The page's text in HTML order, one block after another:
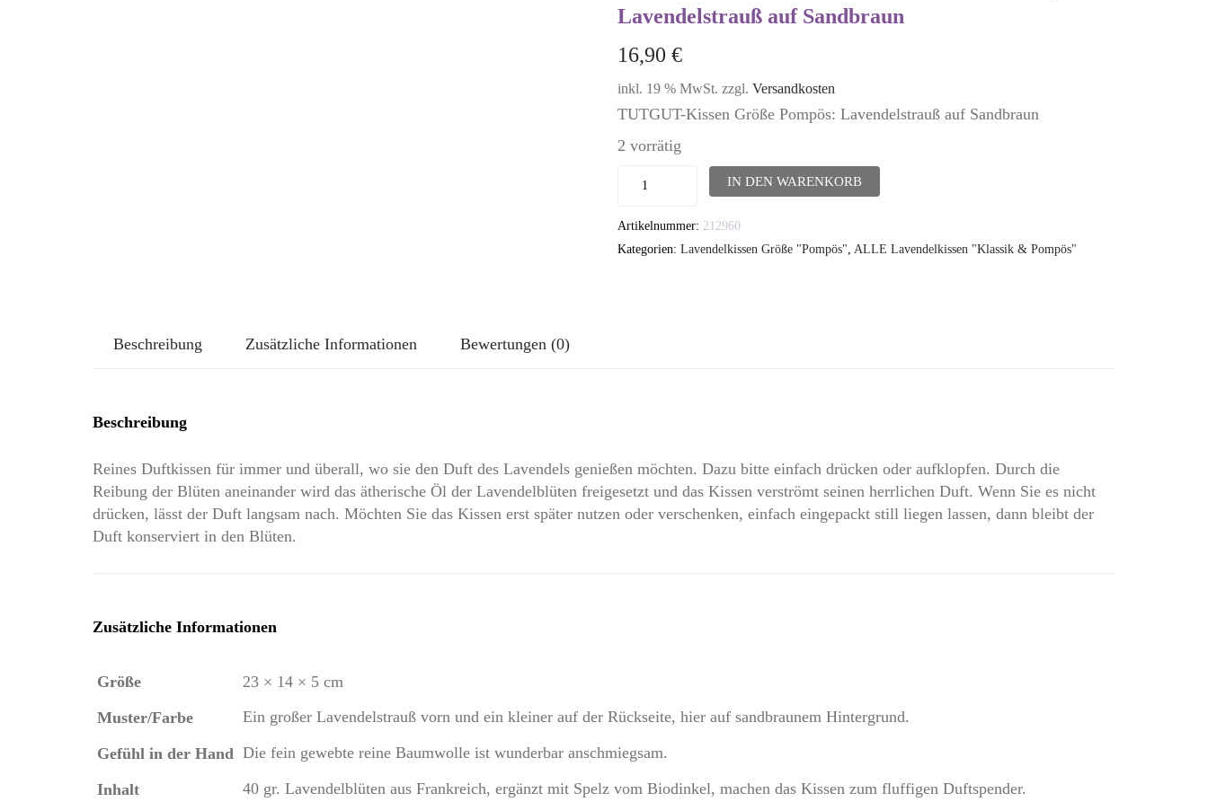
Lavendelstrauß auf Sandbraun
16,90 €
inkl. 19 % MwSt. zzgl. Versandkosten
TUTGUT-Kissen Größe Pompös: Lavendelstrauß auf Sandbraun
2 vorrätig
Lavendelkissen
TUTGUT-
Kissen
IN DEN WARENKORB
Artikelnummer: 212960
Kategorien: Lavendelkissen Größe "Pompös" ALLE Lavendelkissen "Klassik & Pompös"
Beschreibung Zusätzliche Informationen Bewertungen (0)
Beschreibung
Reines Duftkissen für immer und überall, wo sie den Duft des Lavendels genießen möchten. Dazu bitte einfach drücken oder aufklopfen. Durch die
Reibung der Blüten aneinander wird das ätherische Öl der Lavendelblüten freigesetzt und das Kissen verströmt seinen herrlichen Duft. Wenn Sie es nicht
drücken, lässt der Duft langsam nach. Möchten Sie das Kissen erst später nutzen oder verschenken, einfach eingepackt still liegen lassen, dann bleibt der
Duft konserviert in den Blüten.
Zusätzliche Informationen
Größe
23 × 14 × 5 cm
Muster/Farbe
Ein großer Lavendelstrauß vorn und ein kleiner auf der Rückseite, hier auf sandbraunem Hintergrund.
Gefühl in der Hand Die fein gewebte reine Baumwolle ist wunderbar anschmiegsam.
Inhalt 40 gr. Lavendelblüten aus Frankreich, ergänzt mit Spelz vom Biodinkel, machen das Kissen zum fluffigen Duftspender.